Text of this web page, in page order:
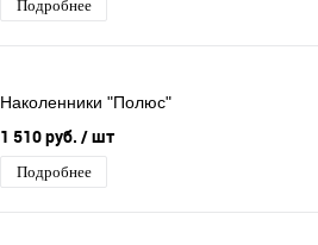
Подробнее
Наколенники "Полюс"
1 510 руб. / шт
Подробнее